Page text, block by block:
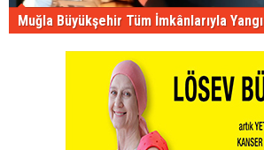
Muğla Büyükşehir Tüm İmkânlarıyla